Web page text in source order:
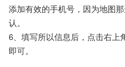
添加有效的手机号，因为地图
认。
6、填写所以信息后，点击右上
即可。